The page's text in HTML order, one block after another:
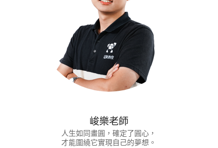
峻樂老師
人生如同畫圓，確定了圓心，
才能圍繞它實現自己的夢想。